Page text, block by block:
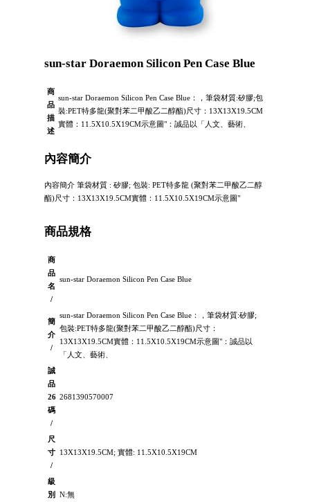
sun-star Doraemon Silicon Pen Case Blue
商
品
描
述
sun-star Doraemon Silicon Pen Case Blue：，筆袋材質:矽膠;包
裝:PET特多龍(聚對苯二甲酸乙二醇酯)尺寸：13X13X19.5CM
實體：11.5X10.5X19CM示意圖"：誠品以「人文、藝術、
內容簡介
內容簡介 筆袋材質 : 矽膠; 包裝: PET特多龍 (聚對苯二甲酸乙二醇
酯)尺寸：13X13X19.5CM實體：11.5X10.5X19CM示意圖"
商品規格
商
品
名
/
sun-star Doraemon Silicon Pen Case Blue
簡
介
/
sun-star Doraemon Silicon Pen Case Blue：，筆袋材質:矽膠;
包裝:PET特多龍(聚對苯二甲酸乙二醇酯)尺寸：
13X13X19.5CM實體：11.5X10.5X19CM示意圖"：誠品以
「人文、藝術、
誠
品
26
碼
/
2681390570007
尺
寸
/
13X13X19.5CM; 實體: 11.5X10.5X19CM
級
別
N:無